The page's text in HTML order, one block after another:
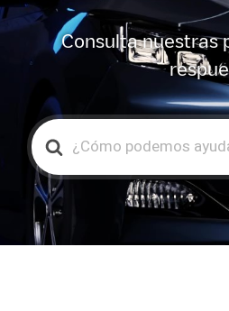
Consulta nuestras
Search
For